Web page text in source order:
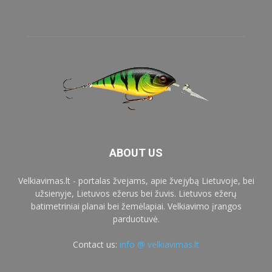
ABOUT US
Velkiavimas.lt - portalas žvejams, apie žvejybą Lietuvoje, bei
užsienyje, Lietuvos ežerus bei žuvis. Lietuvos ežerų
batimetriniai planai bei žemėlapiai. Velkiavimo įrangos
parduotuvė.
Contact us: info @ velkiavimas.lt